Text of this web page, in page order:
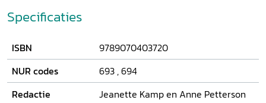
thema: denken over het vaderland.
Specificaties
ISBN
9789070403720
NUR codes
693 ,694
Redactie
Jeanette Kamp en Anne Petterson